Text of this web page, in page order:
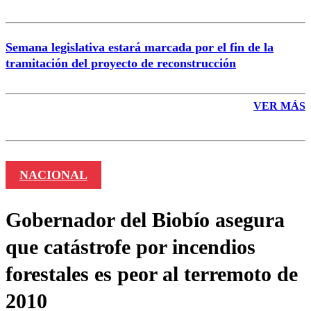
Semana legislativa estará marcada por el fin de la
tramitación del proyecto de reconstrucción
VER MÁS
NACIONAL
Gobernador del Biobío asegura
que catástrofe por incendios
forestales es peor al terremoto de
2010